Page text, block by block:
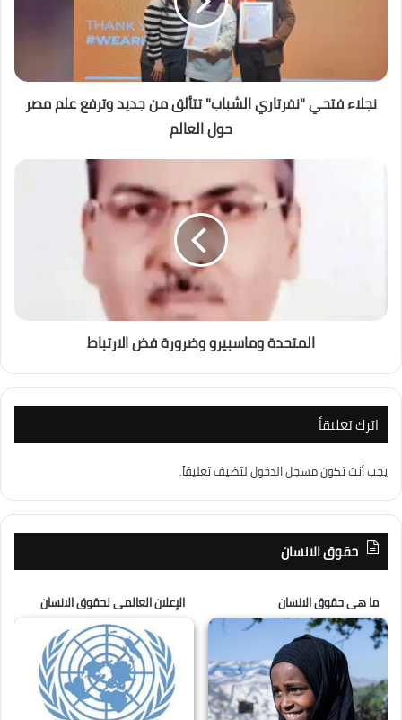
نجلاء فتحي "نفرتاري الشباب" تتألق من جديد وترفع علم مصر
حول العالم
المتحدة وماسبيرو وضرورة فض الارتباط
اترك تعليقاً
يجب أنت تكونمسجل الدخوللتضيف تعليقاً.
حقوق الانسان
ما هى حقوق الانسان الإعلان العالمى لحقوق الانسان